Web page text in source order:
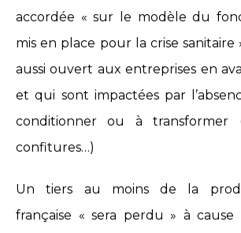
accordée « sur le modèle du
mis en place pour la crise sanitaire
aussi ouvert aux entreprises en
et qui sont impactées par
conditionner ou à transformer
confitures…)
Un tiers au moins de la
française « sera perdu » à